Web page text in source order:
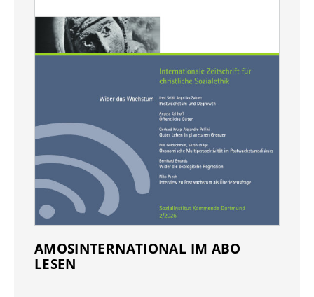
AMOSINTERNATIONAL IM ABO
LESEN